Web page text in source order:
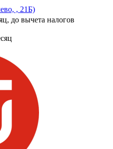
, 21Б)
до вычета налогов